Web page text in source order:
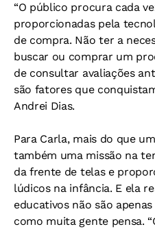
“O público procura cada
proporcionadas pela
de compra. Não ter a
buscar ou comprar um
de consultar avaliações
são fatores que
Andrei Dias.
Para Carla, mais do que
também uma missão na
da frente de telas e
lúdicos na infância. E ela
educativos não são
como muita gente pensa.